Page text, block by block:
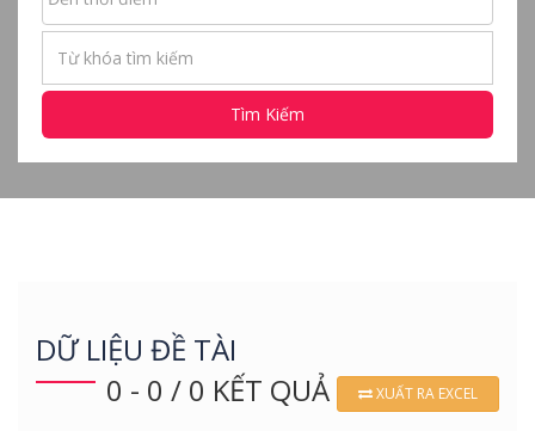
Tìm Kiếm
DỮ LIỆU ĐỀ TÀI
0 - 0 / 0 KẾT QUẢ
XUẤT RA EXCEL